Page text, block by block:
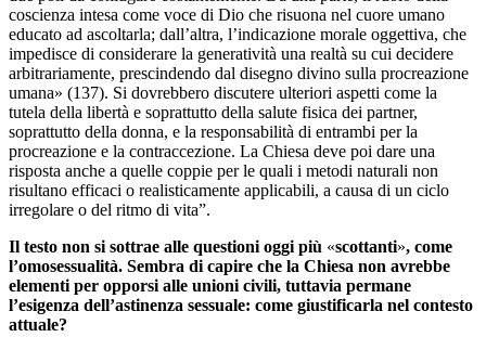
coscienza intesa come voce di Dio che risuona nel cuore umano
educato ad ascoltarla; dall’altra, l’indicazione morale oggettiva, che
impedisce di considerare la generatività una realtà su cui decidere
arbitrariamente, prescindendo dal disegno divino sulla procreazione
umana» (137). Si dovrebbero discutere ulteriori aspetti come la
tutela della libertà e soprattutto della salute fisica dei partner,
soprattutto della donna, e la responsabilità di entrambi per la
procreazione e la contraccezione. La Chiesa deve poi dare una
risposta anche a quelle coppie per le quali i metodi naturali non
risultano efficaci o realisticamente applicabili, a causa di un ciclo
irregolare o del ritmo di vita”.
Il testo non si sottrae alle questioni oggi più «scottanti», come
l’omosessualità. Sembra di capire che la Chiesa non avrebbe
elementi per opporsi alle unioni civili, tuttavia permane
l’esigenza dell’astinenza sessuale: come giustificarla nel contesto
attuale?